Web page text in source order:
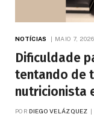
NOTÍCIAS MAIO 7, 2026
Dificuldade
tentando de
nutricionista
POR DIEGO VELÁZQUEZ